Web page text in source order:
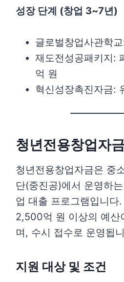
성장 단계 (창업 3~7년)
글로벌창업사관학
재도전성공패키지:
억 원
혁신성장촉진자금:
청년전용창업자
청년전용창업자금은 중
단(중진공)에서 운영하
업 대출 프로그램입니다
2,500억 원 이상의 예산
며, 수시 접수로 운영됩
지원 대상 및 조건